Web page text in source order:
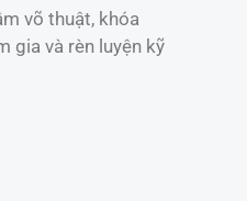
võ thuật, khóa
gia và rèn luyện kỹ